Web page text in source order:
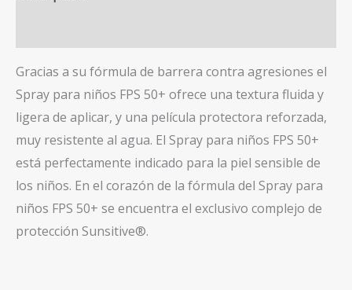
Gracias a su fórmula de barrera contra agresiones el
Spray para niños FPS 50+ ofrece una textura fluida y
ligera de aplicar, y una película protectora reforzada,
muy resistente al agua. El Spray para niños FPS 50+
está perfectamente indicado para la piel sensible de
los niños. En el corazón de la fórmula del Spray para
niños FPS 50+ se encuentra el exclusivo complejo de
protección Sunsitive®.